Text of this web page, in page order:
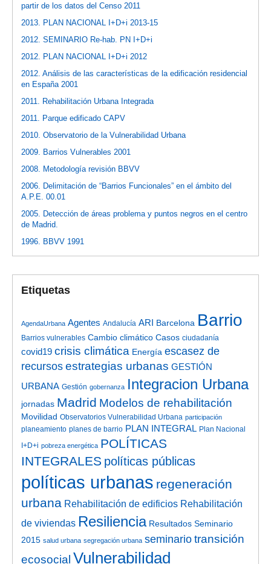
partir de los datos del Censo 2011
2013. PLAN NACIONAL I+D+i 2013-15
2012. SEMINARIO Re-hab. PN I+D+i
2012. PLAN NACIONAL I+D+i 2012
2012. Análisis de las características de la edificación residencial
en España 2001
2011. Rehabilitación Urbana Integrada
2011. Parque edificado CAPV
2010. Observatorio de la Vulnerabilidad Urbana
2009. Barrios Vulnerables 2001
2008. Metodología revisión BBVV
2006. Delimitación de “Barrios Funcionales” en el ámbito del
A.P.E. 00.01
2005. Detección de áreas problema y puntos negros en el centro
de Madrid.
1996. BBVV 1991
Etiquetas
AgendaUrbana Agentes Andalucía ARI Barcelona Barrio
Barrios vulnerables Cambio climático Casos ciudadanía
covid19 crisis climática Energía escasez de
recursos estrategias urbanas GESTIÓN
URBANA Gestión gobernanza Integracion Urbana
jornadas Madrid Modelos de rehabilitación
Movilidad Observatorios Vulnerabilidad Urbana participación
planeamiento planes de barrio PLAN INTEGRAL Plan Nacional
I+D+i pobreza energética POLÍTICAS
INTEGRALES políticas públicas
políticas urbanas regeneración
urbana Rehabilitación de edificios Rehabilitación
de viviendas Resiliencia Resultados Seminario
2015 salud urbana segregación urbana seminario transición
ecosocial Vulnerabilidad